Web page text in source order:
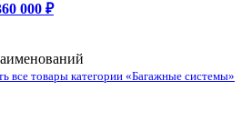
000 ₽
все товары категории «Багажные системы»